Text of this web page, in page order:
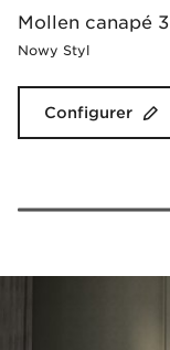
Mollen canapé 3
Nowy Styl
Configurer